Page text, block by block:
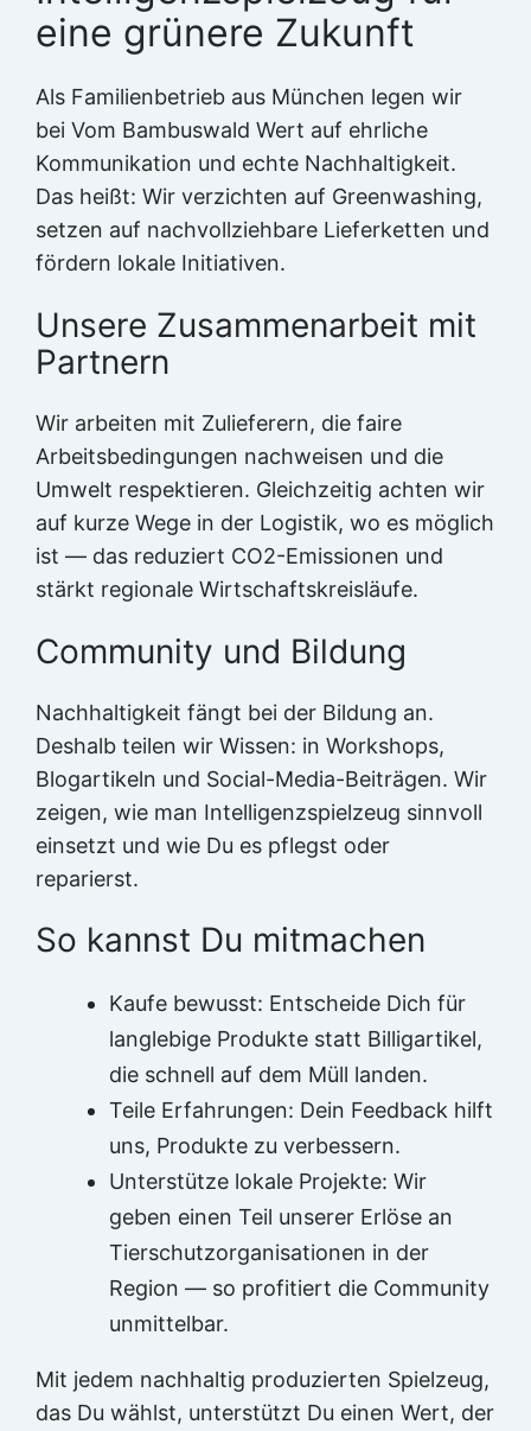
eine grünere Zukunft
Als Familienbetrieb aus München legen wir
bei Vom Bambuswald Wert auf ehrliche
Kommunikation und echte Nachhaltigkeit.
Das heißt: Wir verzichten auf Greenwashing,
setzen auf nachvollziehbare Lieferketten und
fördern lokale Initiativen.
Unsere Zusammenarbeit mit
Partnern
Wir arbeiten mit Zulieferern, die faire
Arbeitsbedingungen nachweisen und die
Umwelt respektieren. Gleichzeitig achten wir
auf kurze Wege in der Logistik, wo es möglich
ist — das reduziert CO2-Emissionen und
stärkt regionale Wirtschaftskreisläufe.
Community und Bildung
Nachhaltigkeit fängt bei der Bildung an.
Deshalb teilen wir Wissen: in Workshops,
Blogartikeln und Social-Media-Beiträgen. Wir
zeigen, wie man Intelligenzspielzeug sinnvoll
einsetzt und wie Du es pflegst oder
reparierst.
So kannst Du mitmachen
Kaufe bewusst: Entscheide Dich für
langlebige Produkte statt Billigartikel,
die schnell auf dem Müll landen.
Teile Erfahrungen: Dein Feedback hilft
uns, Produkte zu verbessern.
Unterstütze lokale Projekte: Wir
geben einen Teil unserer Erlöse an
Tierschutzorganisationen in der
Region — so profitiert die Community
unmittelbar.
Mit jedem nachhaltig produzierten Spielzeug,
das Du wählst, unterstützt Du einen Wert, der